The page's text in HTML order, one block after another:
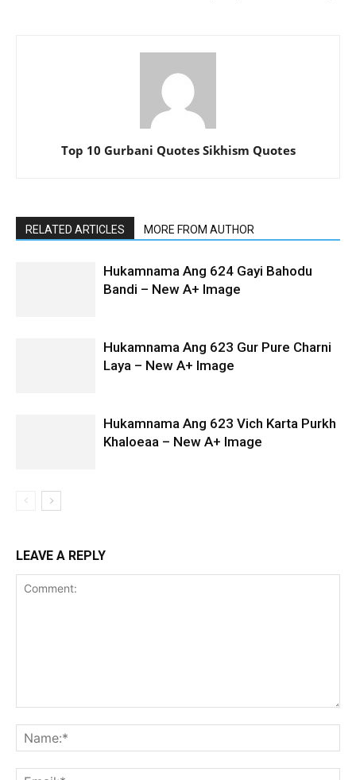
Top 10 Gurbani Quotes Sikhism Quotes
RELATED ARTICLES MORE FROM AUTHOR
Hukamnama Ang 624 Gayi Bahodu
Bandi – New A+ Image
Hukamnama Ang 623 Gur Pure Charni
Laya – New A+ Image
Hukamnama Ang 623 Vich Karta Purkh
Khaloeaa – New A+ Image
LEAVE A REPLY